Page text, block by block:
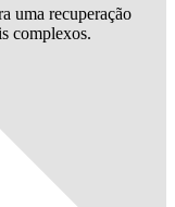
uma recuperação
complexos.